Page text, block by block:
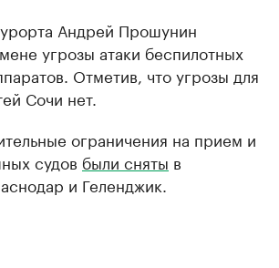
Андрей Прошунин
угрозы атаки беспилотных
Отметив, что угрозы для
Сочи нет.
ограничения на прием и
судов были сняты в
и Геленджик.